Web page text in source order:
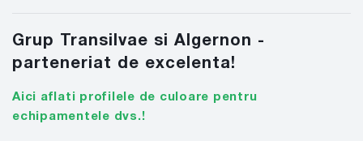
Grup Transilvae si Algernon -
parteneriat de excelenta!
Aici aflati profilele de culoare pentru
echipamentele dvs.!